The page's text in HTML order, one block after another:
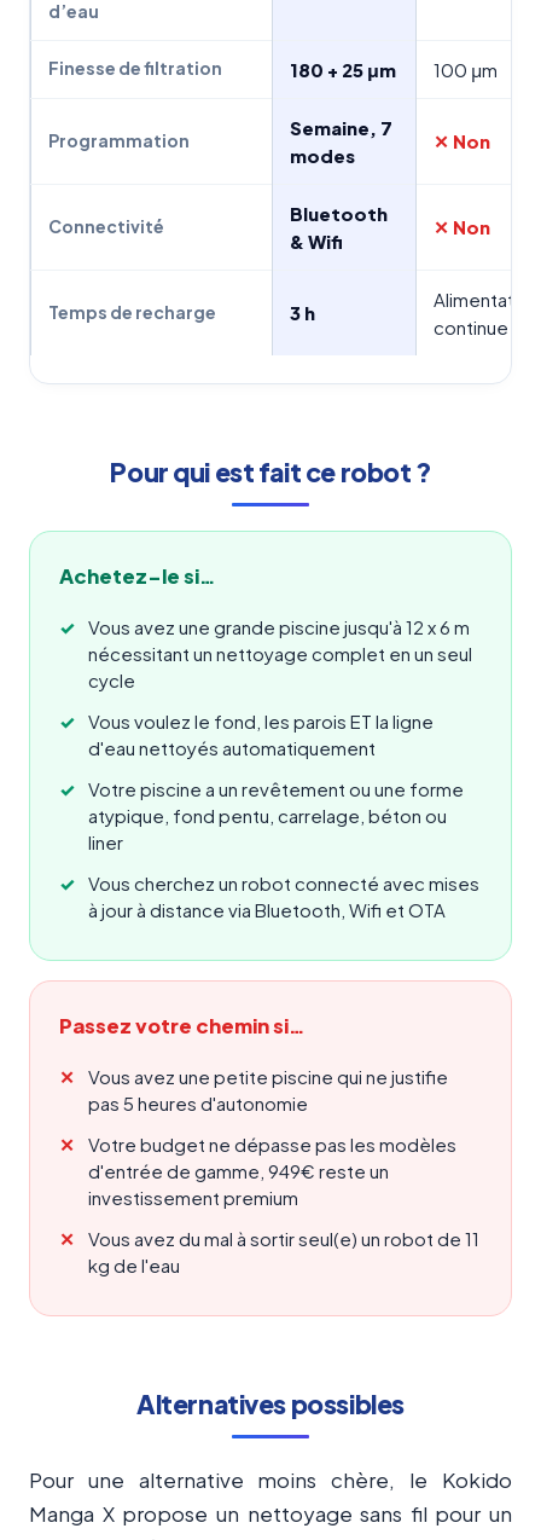
d’eau
Finesse de filtration 180 + 25 μm 100 μm
Programmation
Semaine, 7
modes
✕ Non
Connectivité
Bluetooth
& Wifi
✕ Non
Temps de recharge 3 h
Alimentation
continue
Pour qui est fait ce robot ?
Achetez-le si…
Vous avez une grande piscine jusqu'à 12 x 6 m
nécessitant un nettoyage complet en un seul
cycle
Vous voulez le fond, les parois ET la ligne
d'eau nettoyés automatiquement
Votre piscine a un revêtement ou une forme
atypique, fond pentu, carrelage, béton ou
liner
Vous cherchez un robot connecté avec mises
à jour à distance via Bluetooth, Wifi et OTA
Passez votre chemin si…
Vous avez une petite piscine qui ne justifie
pas 5 heures d'autonomie
Votre budget ne dépasse pas les modèles
d'entrée de gamme, 949€ reste un
investissement premium
Vous avez du mal à sortir seul(e) un robot de 11
kg de l'eau
Alternatives possibles
Pour une alternative moins chère, le Kokido
Manga X propose un nettoyage sans fil pour un